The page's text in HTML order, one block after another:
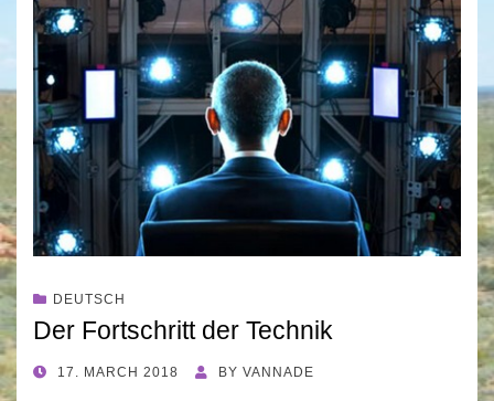
DEUTSCH
Der Fortschritt der Technik
POSTED
17. MARCH 2018 BY VANNADE